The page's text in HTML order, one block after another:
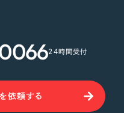
24時間受付
依頼する